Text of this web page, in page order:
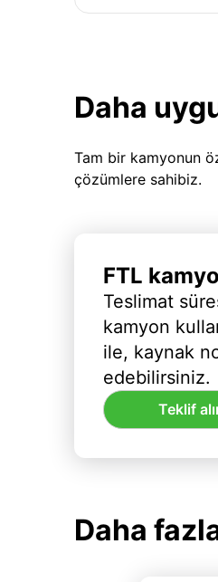
Daha
Tam bir kamyonun
çözümlere sahibiz.
FTL
Teslimat
kamyon
ile, kaynak
edebilirsiniz.
Teklif
Daha